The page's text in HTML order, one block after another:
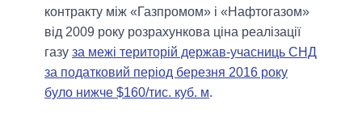
контракту між «Газпромом» і «Нафтогазом»
від 2009 року розрахункова ціна реалізації
газу за межі територій держав-учасниць СНД
за податковий період березня 2016 року
було нижче $160/тис. куб. м.